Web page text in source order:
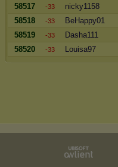
58517
-33
nicky1158
58518
-33
BeHappy01
58519
-33
Dasha111
58520
-33 Louisa97